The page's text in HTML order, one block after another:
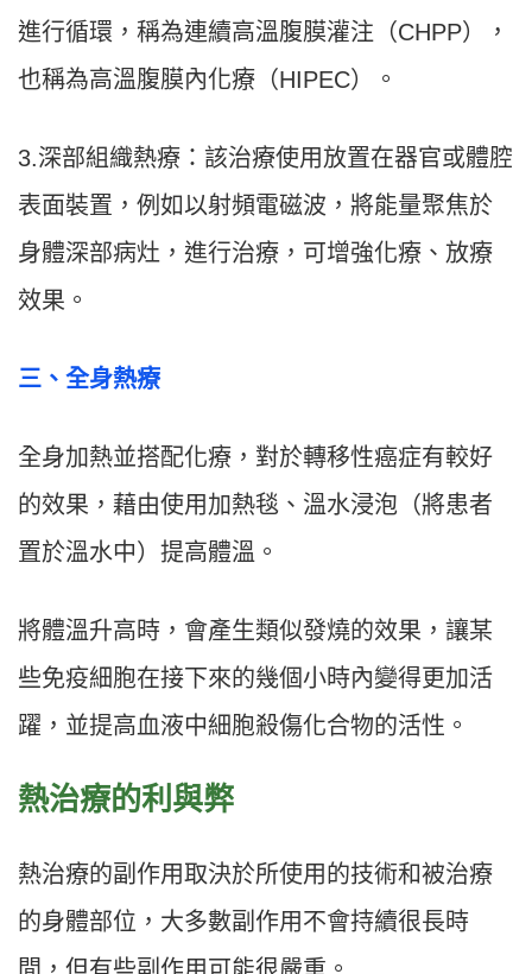
進行循環，稱為連續高溫腹膜灌注（CHPP），
也稱為高溫腹膜內化療（HIPEC）。
3.深部組織熱療：該治療使用放置在器官或體腔
表面裝置，例如以射頻電磁波，將能量聚焦於
身體深部病灶，進行治療，可增強化療、放療
效果。
三、全身熱療
全身加熱並搭配化療，對於轉移性癌症有較好
的效果，藉由使用加熱毯、溫水浸泡（將患者
置於溫水中）提高體溫。
將體溫升高時，會產生類似發燒的效果，讓某
些免疫細胞在接下來的幾個小時內變得更加活
躍，並提高血液中細胞殺傷化合物的活性。
熱治療的利與弊
熱治療的副作用取決於所使用的技術和被治療
的身體部位，大多數副作用不會持續很長時